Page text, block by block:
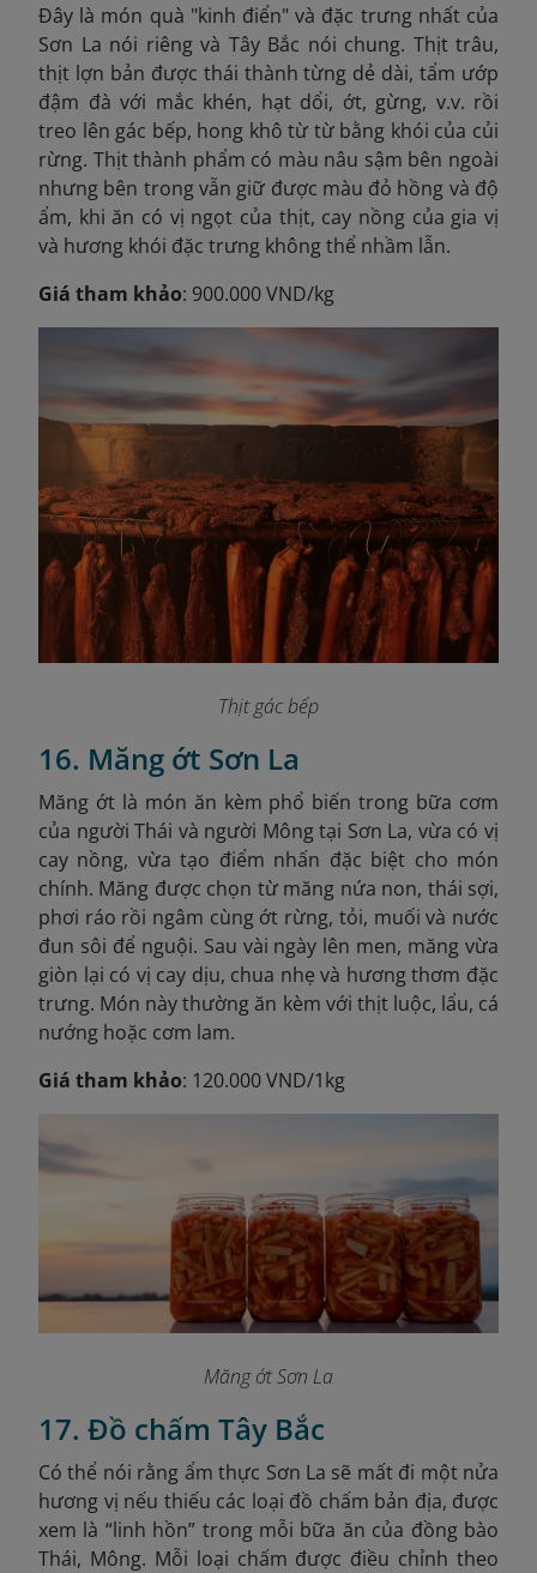
Đây là món quà "kinh điển" và đặc trưng nhất của
Sơn La nói riêng và Tây Bắc nói chung. Thịt trâu,
thịt lợn bản được thái thành từng dẻ dài, tẩm ướp
đậm đà với mắc khén, hạt dổi, ớt, gừng, v.v. rồi
treo lên gác bếp, hong khô từ từ bằng khói của củi
rừng. Thịt thành phẩm có màu nâu sậm bên ngoài
nhưng bên trong vẫn giữ được màu đỏ hồng và độ
ẩm, khi ăn có vị ngọt của thịt, cay nồng của gia vị
và hương khói đặc trưng không thể nhầm lẫn.
Giá tham khảo: 900.000 VND/kg
Thịt gác bếp
16. Măng ớt Sơn La
Măng ớt là món ăn kèm phổ biến trong bữa cơm
của người Thái và người Mông tại Sơn La, vừa có vị
cay nồng, vừa tạo điểm nhấn đặc biệt cho món
chính. Măng được chọn từ măng nứa non, thái sợi,
phơi ráo rồi ngâm cùng ớt rừng, tỏi, muối và nước
đun sôi để nguội. Sau vài ngày lên men, măng vừa
giòn lại có vị cay dịu, chua nhẹ và hương thơm đặc
trưng. Món này thường ăn kèm với thịt luộc, lẩu, cá
nướng hoặc cơm lam.
Giá tham khảo: 120.000 VND/1kg
Măng ớt Sơn La
17. Đồ chấm Tây Bắc
Có thể nói rằng ẩm thực Sơn La sẽ mất đi một nửa
hương vị nếu thiếu các loại đồ chấm bản địa, được
xem là “linh hồn” trong mỗi bữa ăn của đồng bào
Thái, Mông. Mỗi loại chấm được điều chỉnh theo